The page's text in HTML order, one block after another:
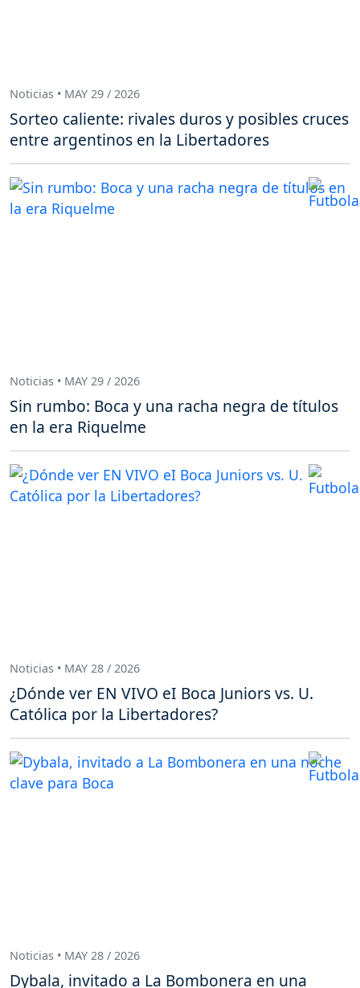
Noticias • MAY 29 / 2026
Sorteo caliente: rivales duros y posibles cruces
entre argentinos en la Libertadores
Noticias • MAY 29 / 2026
Sin rumbo: Boca y una racha negra de títulos
en la era Riquelme
Noticias • MAY 28 / 2026
¿Dónde ver EN VIVO eI Boca Juniors vs. U.
Católica por la Libertadores?
Noticias • MAY 28 / 2026
Dybala, invitado a La Bombonera en una